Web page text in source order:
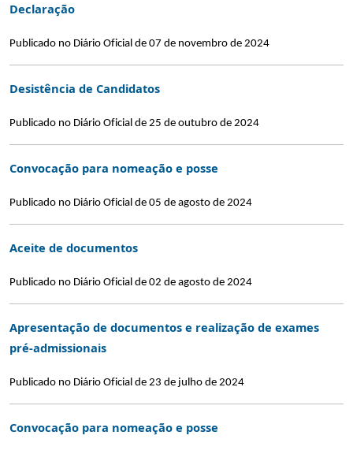
Declaração
Publicado no Diário Oficial de 07 de novembro de 2024
Desistência de Candidatos
Publicado no Diário Oficial de 25 de outubro de 2024
Convocação para nomeação e posse
Publicado no Diário Oficial de 05 de agosto de 2024
Aceite de documentos
Publicado no Diário Oficial de 02 de agosto de 2024
Apresentação de documentos e realização de exames
pré-admissionais
Publicado no Diário Oficial de 23 de julho de 2024
Convocação para nomeação e posse